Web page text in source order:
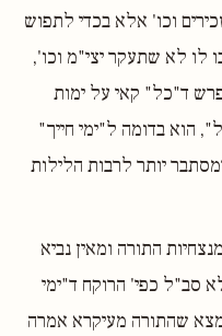
וכו' אלא בכדי לתפוש
לו לא שתעקר יצי"מ וכו',
ד"כל" קאי על ימות
הוא בדומה ל"ימי חייך"
יותר לרבות הלילות
התורה ומאין נביא
סב"ל כפי' הרוקח ד"ימי
שהתורה מעיקרא אמרה